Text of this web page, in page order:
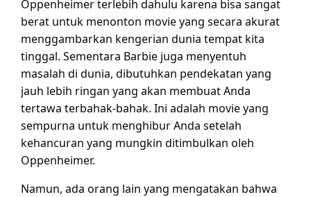
Oppenheimer terlebih dahulu karena bisa sangat
berat untuk menonton movie yang secara akurat
menggambarkan kengerian dunia tempat kita
tinggal. Sementara Barbie juga menyentuh
masalah di dunia, dibutuhkan pendekatan yang
jauh lebih ringan yang akan membuat Anda
tertawa terbahak-bahak. Ini adalah movie yang
sempurna untuk menghibur Anda setelah
kehancuran yang mungkin ditimbulkan oleh
Oppenheimer.
Namun, ada orang lain yang mengatakan bahwa